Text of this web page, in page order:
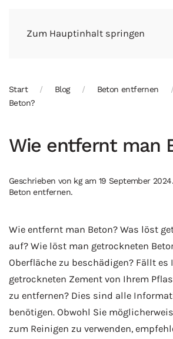
Zum Hauptinhalt springen
Start Blog Beton entfernen
Beton?
Wie entfernt man
Geschrieben von kgam 19 September 2024
Beton entfernen.
Wie entfernt man Beton? Was löst
auf? Wie löst man getrockneten
Oberfläche zu beschädigen? Fällt es
getrockneten Zement von Ihrem
zu entfernen? Dies sind alle
benötigen. Obwohl Sie
zum Reinigen zu verwenden,